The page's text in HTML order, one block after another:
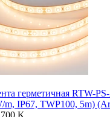
герметичная RTW-
m, IP67, TWP100, 5m)
K